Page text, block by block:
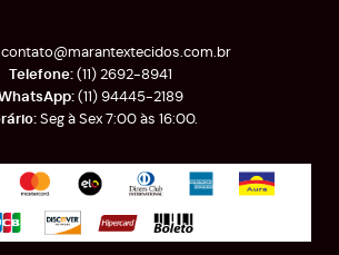
(11)2692-8941
(11)94445-2189
Seg à Sex 7:00 às 16:00.
contato@marantextecidos.com.br